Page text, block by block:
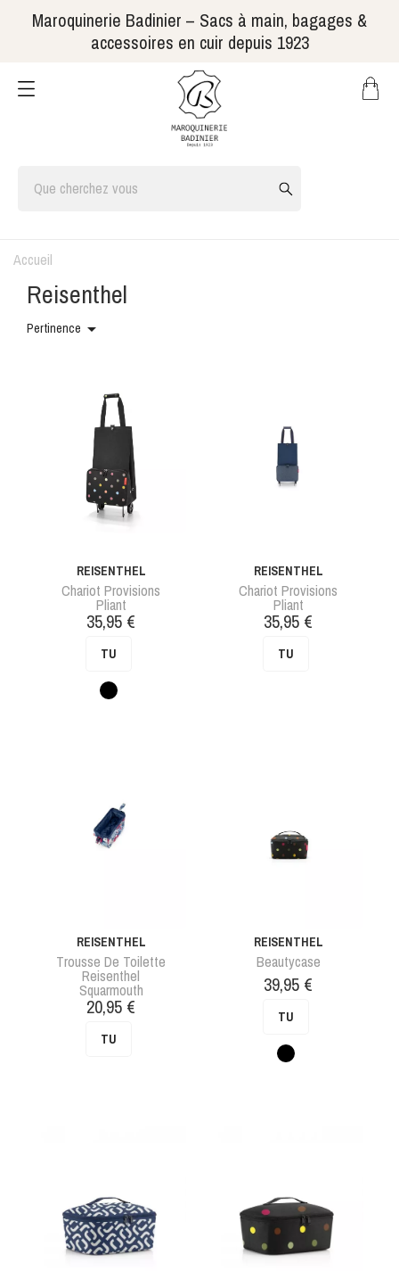
Maroquinerie Badinier – Sacs à main, bagages &
accessoires en cuir depuis 1923
Accueil
Reisenthel
Pertinence 
REISENTHEL
Chariot Provisions
Pliant
Prix
35,95 €
TU
Pois
REISENTHEL
Chariot Provisions
Pliant
Prix
35,95 €
TU
REISENTHEL
Trousse De Toilette
Reisenthel
Squarmouth
Prix
20,95 €
TU
REISENTHEL
Beautycase
Prix
39,95 €
TU
Pois